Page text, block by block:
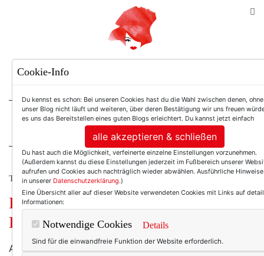
For Women. Not Girls.
TEXTERELLA LIEST.
Leseempfehlungen aus dem
Hinterhof
Als letzte Woche die Hiobsbotschaften aus aller Welt
Cookie-Info
Du kennst es schon: Bei unseren Cookies hast du die Wahl zwischen denen,
unser Blog nicht läuft und weiteren, über deren Bestätigung wir uns freuen
es uns das Bereitstellen eines guten Blogs erleichtert. Du kannst jetzt einfach
alle akzeptieren & schließen
Du hast auch die Möglichkeit, verfeinerte einzelne Einstellungen vorzunehmen.
(Außerdem kannst du diese Einstellungen jederzeit im Fußbereich unserer
aufrufen und Cookies auch nachträglich wieder abwählen. Ausführliche
in unserer Datenschutzerklärung.)
Eine Übersicht aller auf dieser Website verwendeten Cookies mit Links auf
Informationen:
Notwendige Cookies Details
Sind für die einwandfreie Funktion der Website erforderlich.